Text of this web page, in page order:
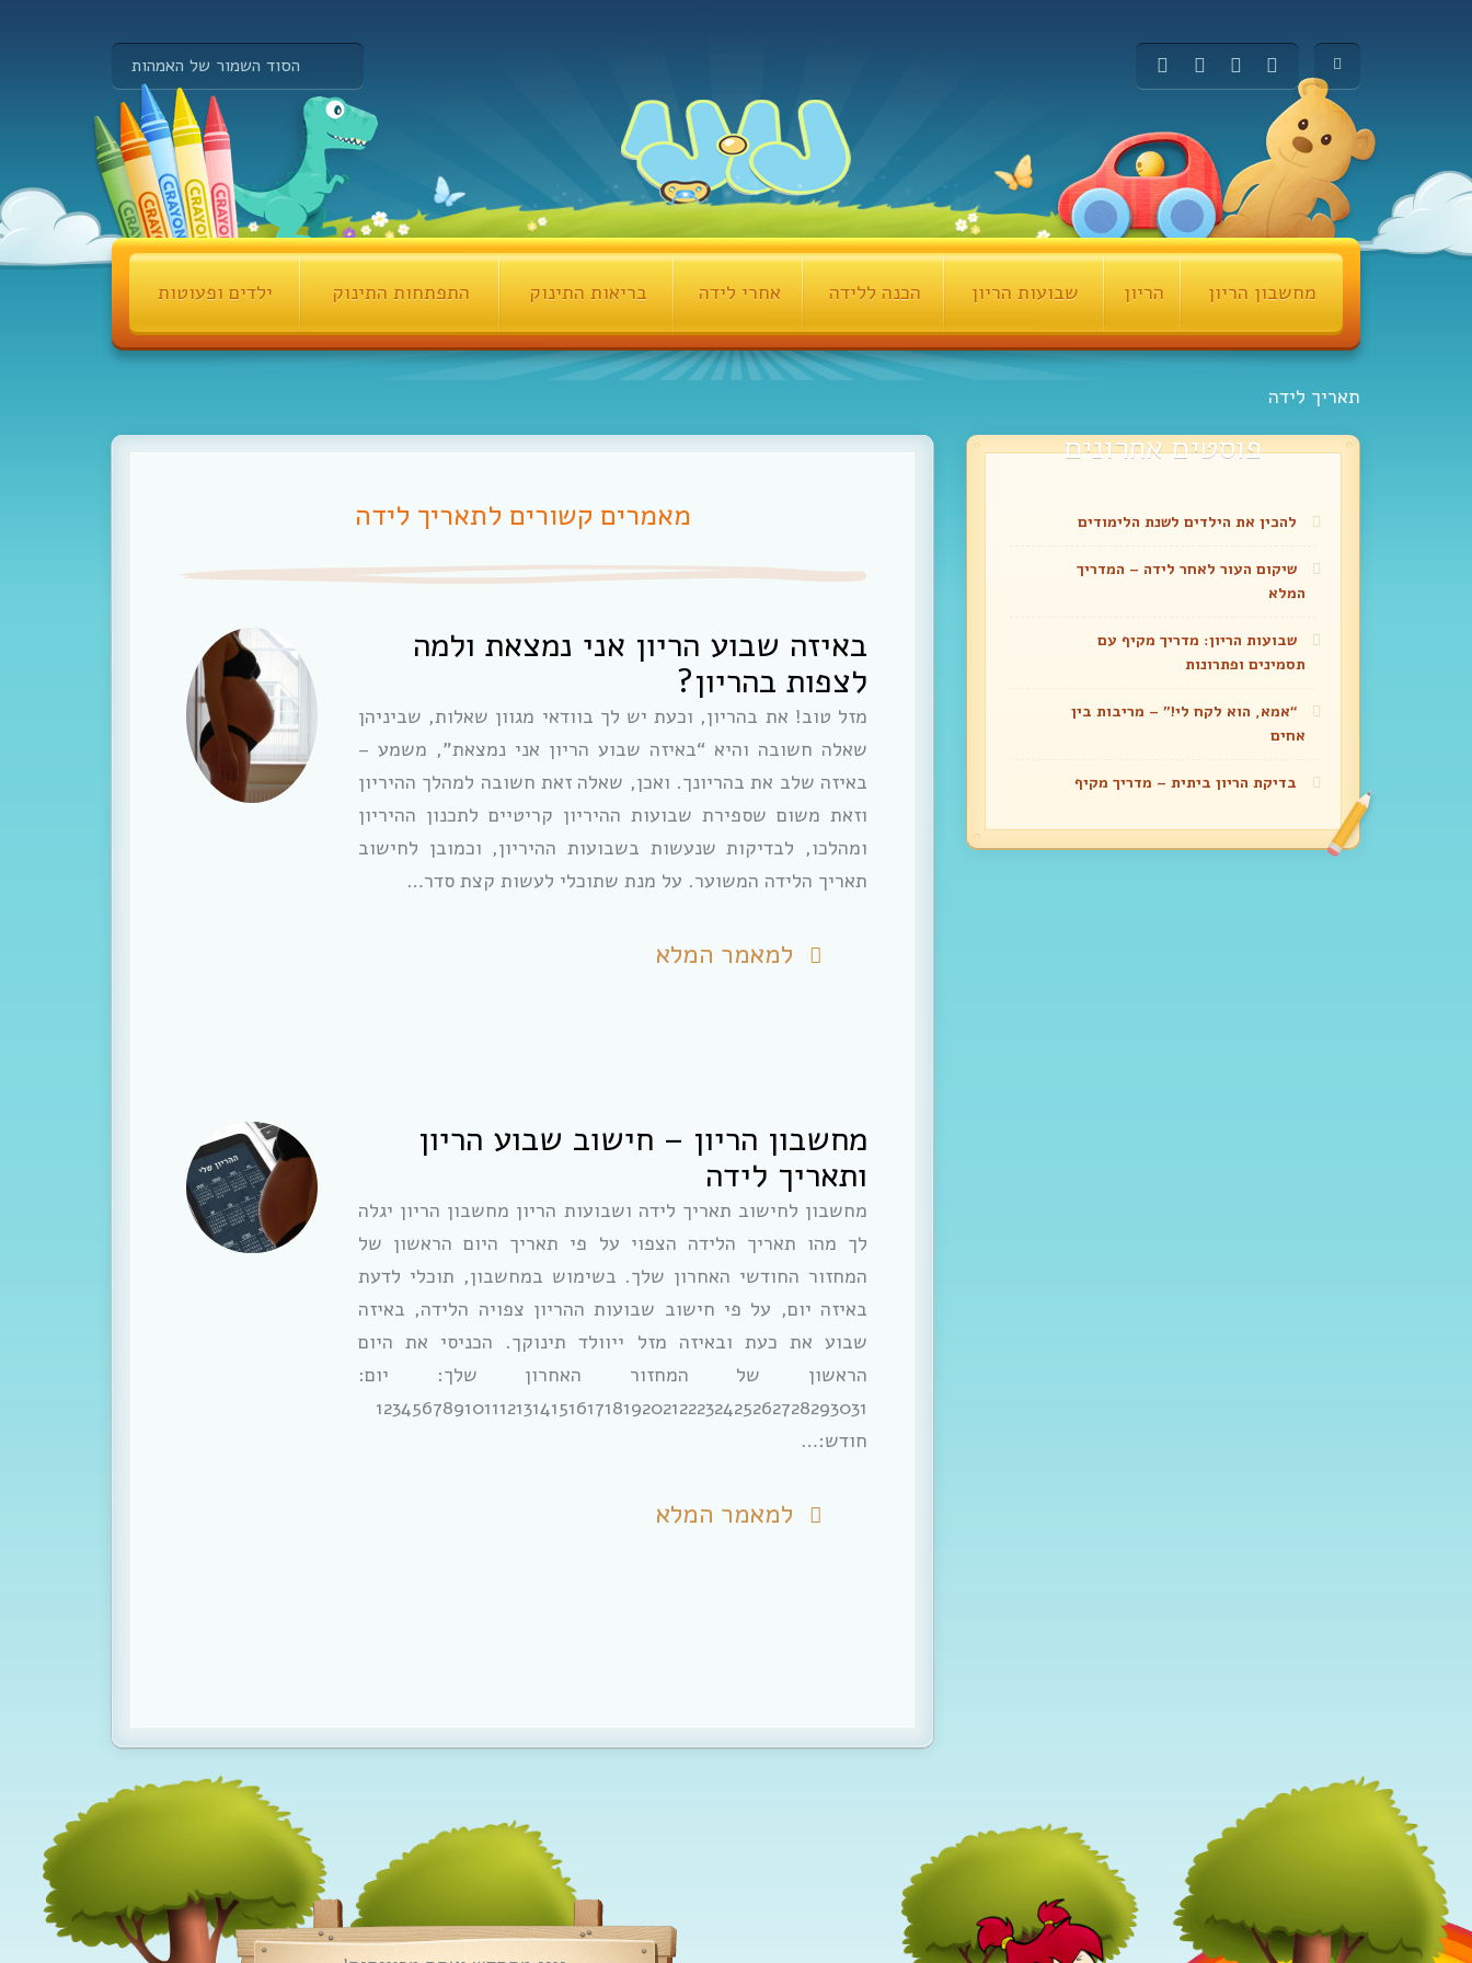
הסוד השמור של האמהות
מחשבון הריון הריון שבועות הריון הכנה ללידה אחרי לידה בריאות התינוק התפתחות התינוק ילדים ופעוטות
תאריך לידה
מאמרים קשורים לתאריך לידה
באיזה שבוע הריון אני נמצאת ולמה
לצפות בהריון?
מזל טוב! את בהריון, וכעת יש לך בוודאי מגוון שאלות, שביניהן
שאלה חשובה והיא “באיזה שבוע הריון אני נמצאת”, משמע –
באיזה שלב את בהריונך. ואכן, שאלה זאת חשובה למהלך ההיריון
וזאת משום שספירת שבועות ההיריון קריטיים לתכנון ההיריון
ומהלכו, לבדיקות שנעשות בשבועות ההיריון, וכמובן לחישוב
תאריך הלידה המשוער. על מנת שתוכלי לעשות קצת סדר…
למאמר המלא
מחשבון הריון – חישוב שבוע הריון
ותאריך לידה
מחשבון לחישוב תאריך לידה ושבועות הריון מחשבון הריון יגלה
לך מהו תאריך הלידה הצפוי על פי תאריך היום הראשון של
המחזור החודשי האחרון שלך. בשימוש במחשבון, תוכלי לדעת
באיזה יום, על פי חישוב שבועות ההריון צפויה הלידה, באיזה
שבוע את כעת ובאיזה מזל ייוולד תינוקך. הכניסי את היום
הראשון של המחזור האחרון שלך: יום:
12345678910111213141516171819202122232425262728293031
חודש:…
למאמר המלא
פוסטים אחרונים
להכין את הילדים לשנת הלימודים
שיקום העור לאחר לידה – המדריך
המלא
שבועות הריון: מדריך מקיף עם
תסמינים ופתרונות
“אמא, הוא לקח לי!” – מריבות בין
אחים
בדיקת הריון ביתית – מדריך מקיף